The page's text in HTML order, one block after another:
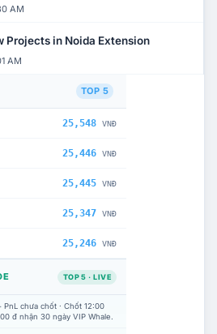
AM
Projects in Noida Extension
AM
TOP 5
25,548 VNĐ
25,446 VNĐ
25,445 VNĐ
25,347 VNĐ
25,246 VNĐ
TOP 5 · LIVE
chưa chốt · Chốt 12:00
đ nhận 30 ngày VIP Whale.